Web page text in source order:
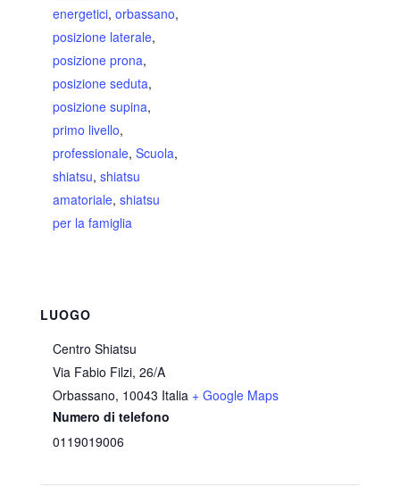
energetici, orbassano,
posizione laterale,
posizione prona,
posizione seduta,
posizione supina,
primo livello,
professionale, Scuola,
shiatsu, shiatsu
amatoriale, shiatsu
per la famiglia
LUOGO
Centro Shiatsu
Via Fabio Filzi, 26/A
Orbassano, 10043 Italia + Google Maps
Numero di telefono
0119019006